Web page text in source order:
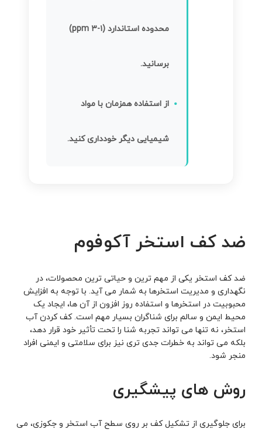
محدوده استاندارد (۱-۳ ppm)
برسانید.
از استفاده همزمان با مواد
شیمیایی دیگر خودداری کنید.
ضد کف استخر آکوفوم
ضد کف استخر یکی از مهم ترین و حیاتی ترین محصولات، در
نگهداری و مدیریت استخرها به شمار می آید. با توجه به افزایش
محبوبیت در استخرها و استفاده روز افزون از آن ها، ایجاد یک
محیط ایمن و سالم برای شناگران بسیار مهم است. کف کردن آب
استخر، نه تنها می تواند تجربه شنا را تحت تأثیر خود قرار دهد،
بلکه می تواند به خطرات جدی تری نیز برای سلامتی و ایمنی افراد
منجر شود.
روش های پیشگیری
برای جلوگیری از تشکیل کف بر روی سطح آب استخر و جکوزی، می